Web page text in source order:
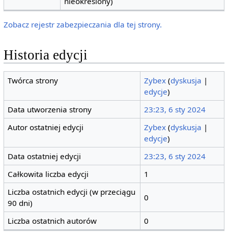
Zobacz rejestr zabezpieczania dla tej strony.
Historia edycji
Twórca strony Zybex (dyskusja |
edycje)
Data utworzenia strony
23:23, 6 sty 2024
Autor ostatniej edycji
Zybex (dyskusja |
edycje)
Data ostatniej edycji
23:23, 6 sty 2024
Całkowita liczba edycji
1
Liczba ostatnich edycji (w przeciągu
90 dni)
0
Liczba ostatnich autorów 0